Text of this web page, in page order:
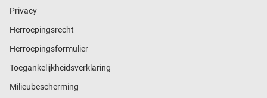
Privacy
Herroepingsrecht
Herroepingsformulier
Toegankelijkheidsverklaring
Milieubescherming